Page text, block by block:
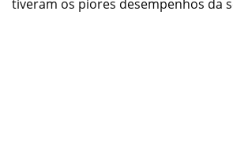
tiveram os piores desempenhos da